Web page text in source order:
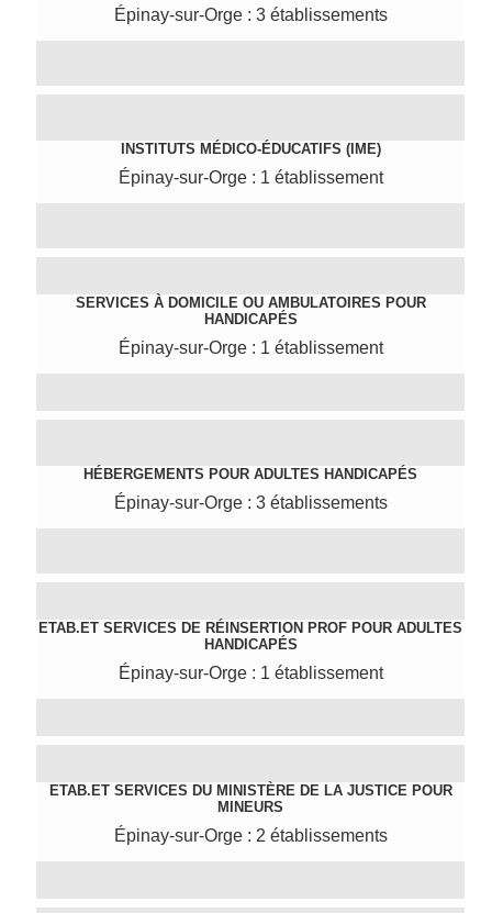
Épinay-sur-Orge : 3 établissements
INSTITUTS MÉDICO-ÉDUCATIFS (IME)
Épinay-sur-Orge : 1 établissement
SERVICES À DOMICILE OU AMBULATOIRES POUR
HANDICAPÉS
Épinay-sur-Orge : 1 établissement
HÉBERGEMENTS POUR ADULTES HANDICAPÉS
Épinay-sur-Orge : 3 établissements
ETAB.ET SERVICES DE RÉINSERTION PROF POUR ADULTES
HANDICAPÉS
Épinay-sur-Orge : 1 établissement
ETAB.ET SERVICES DU MINISTÈRE DE LA JUSTICE POUR
MINEURS
Épinay-sur-Orge : 2 établissements